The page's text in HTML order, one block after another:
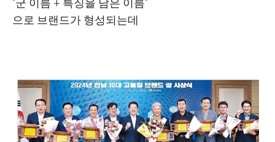
"군 이름 + 특징을 담은 이름"
으로 브랜드가 형성되는데